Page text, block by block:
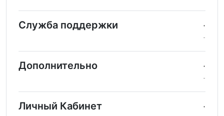
Служба поддержки
Дополнительно
Личный Кабинет